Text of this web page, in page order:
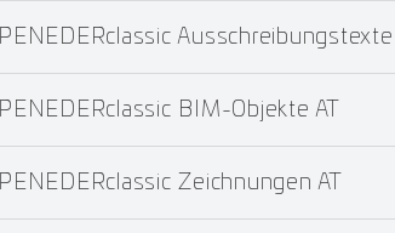
PENEDERclassic Ausschreibungstexte
PENEDERclassic BIM-Objekte AT
PENEDERclassic Zeichnungen AT